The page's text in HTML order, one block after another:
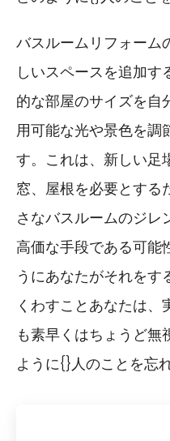
バスルームリフォーム
しいスペースを追加
的な部屋のサイズを自
用可能な光や景色を調
す。これは、新しい足
窓、屋根を必要とする
さなバスルームのジレ
高価な手段である可能
うにあなたがそれをす
くわすことあなたは
も素早くはちょうど
ように{}人のことを忘